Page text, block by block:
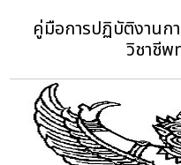
คู่มือการปฏิบัติงานก
วิชาชีพ